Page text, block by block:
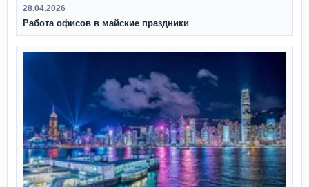
28.04.2026
Работа офисов в майские праздники